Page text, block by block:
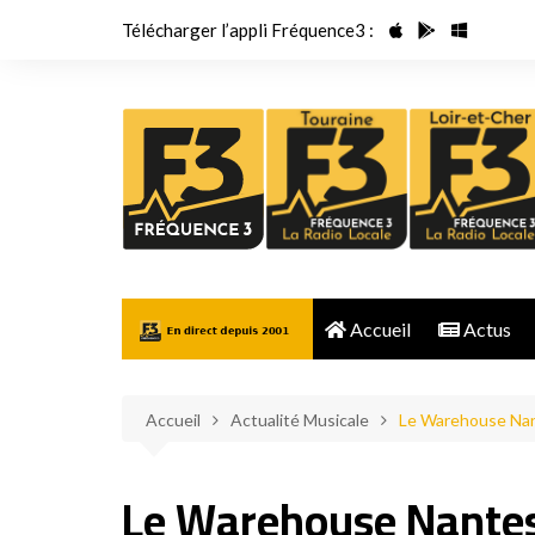
Télécharger l’appli Fréquence3 :
Accueil Actus
Accueil Actualité Musicale Le Warehouse